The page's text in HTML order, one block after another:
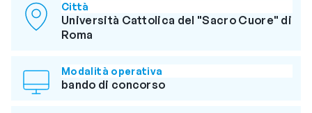
Città
Università Cattolica del "Sacro Cuore" di
Roma
Modalità operativa
bando di concorso